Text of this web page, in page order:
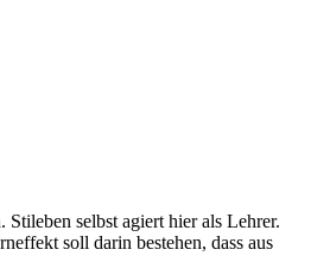
selbst agiert hier als Lehrer.
soll darin bestehen, dass aus